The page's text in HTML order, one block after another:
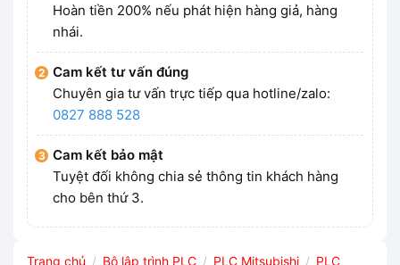
Hoàn tiền 200% nếu phát hiện hàng giả, hàng
nhái.
Cam kết tư vấn đúng
Chuyên gia tư vấn trực tiếp qua hotline/zalo:
0827 888 528
Cam kết bảo mật
Tuyệt đối không chia sẻ thông tin khách hàng
cho bên thứ 3.
Trang chủ / Bộ lập trình PLC / PLC Mitsubishi / PLC